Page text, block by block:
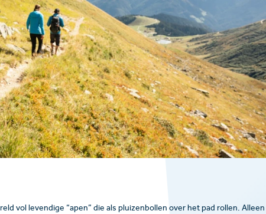
vol levendige “apen” die als pluizenbollen over het pad rollen. Alleen